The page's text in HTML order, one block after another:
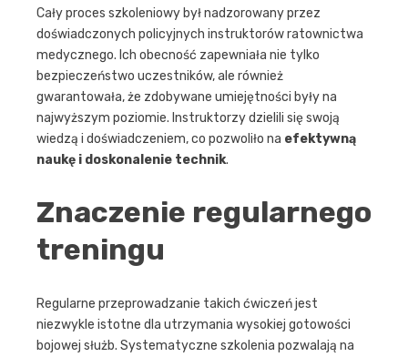
Cały proces szkoleniowy był nadzorowany przez
doświadczonych policyjnych instruktorów ratownictwa
medycznego. Ich obecność zapewniała nie tylko
bezpieczeństwo uczestników, ale również
gwarantowała, że zdobywane umiejętności były na
najwyższym poziomie. Instruktorzy dzielili się swoją
wiedzą i doświadczeniem, co pozwoliło na efektywną
naukę i doskonalenie technik.
Znaczenie regularnego
treningu
Regularne przeprowadzanie takich ćwiczeń jest
niezwykle istotne dla utrzymania wysokiej gotowości
bojowej służb. Systematyczne szkolenia pozwalają na